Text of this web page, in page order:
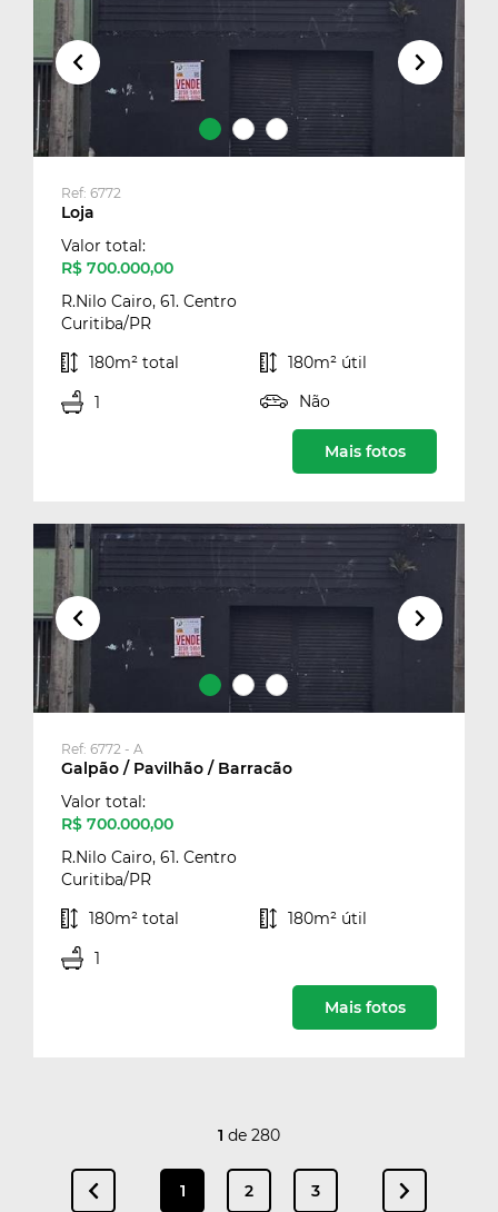
Ref: 6772
Loja
Valor total:
R$ 700.000,00
R.Nilo Cairo, 61. Centro
Curitiba/PR
180m² total
180m² útil
1
Não
Mais fotos
Ref: 6772 - A
Galpão / Pavilhão / Barracão
Valor total:
R$ 700.000,00
R.Nilo Cairo, 61. Centro
Curitiba/PR
180m² total
180m² útil
1
Mais fotos
1 de 280
1 2 3